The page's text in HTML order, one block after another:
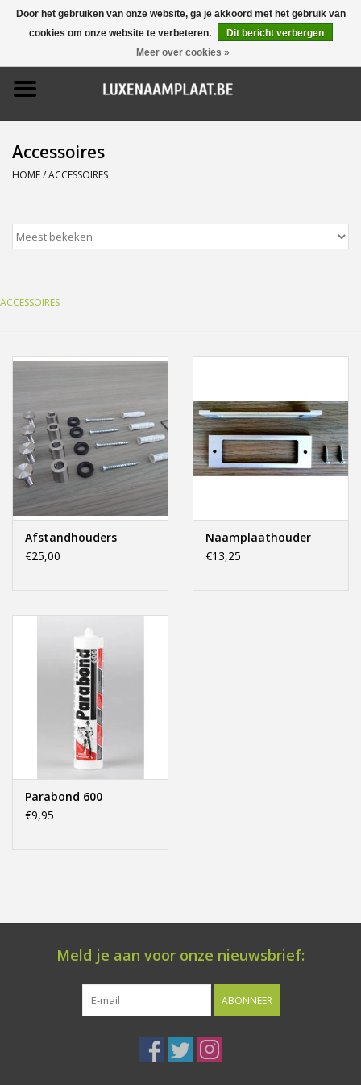
0 Artikelen - €0,00
Home
Promoties
Naamborden
Pictogrammen
Accessoires
Bestelling op maat
Cadeaubonnen
kleuren en lettertypes
Offerte op maat
Accessoires
HOME/ACCESSOIRES
ACCESSOIRES
Afstandhouders
€25,00
Naamplaathouder
€13,25
Parabond 600
€9,95
Meld je aan voor onze nieuwsbrief:
ABONNEER
Door het gebruiken van onze website, ga je akkoord met het gebruik van
cookies om onze website te verbeteren.
Dit bericht verbergen
Meer over cookies »